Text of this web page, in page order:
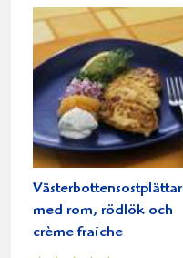
Västerbottensostplättar
med rom, rödlök och
crème fraiche